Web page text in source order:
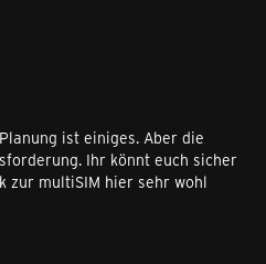
ist einiges. Aber die
Ihr könnt euch sicher
zur multiSIM hier sehr wohl